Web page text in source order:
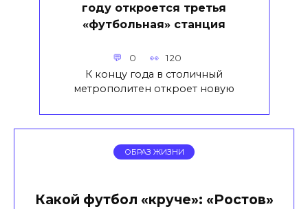
году откроется третья
«футбольная» станция
0 120
К концу года в столичный
метрополитен откроет новую
ОБРАЗ ЖИЗНИ
Какой футбол «круче»: «Ростов»